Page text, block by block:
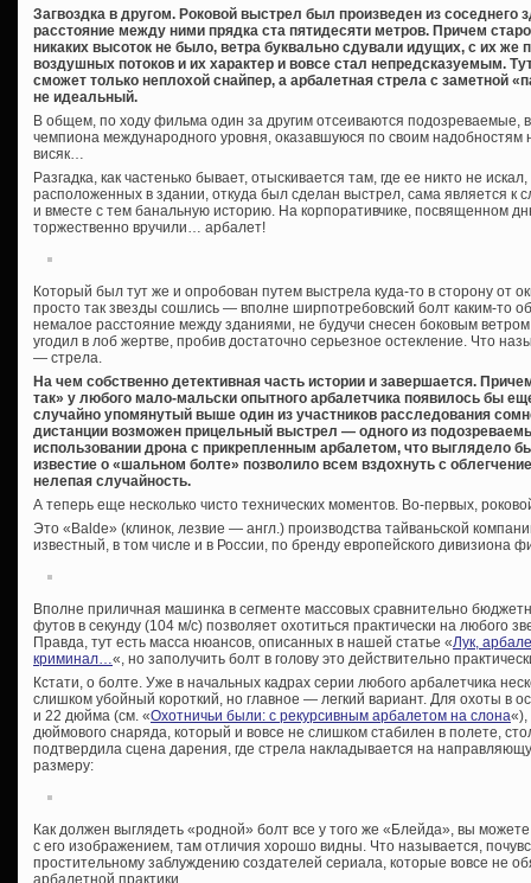
Загвоздка в другом. Роковой выстрел был произведен из соседнего
расстояние между ними прядка ста пятидесяти метров. Причем
никаких высоток не было, ветра буквально сдували идущих, с их же
воздушных потоков и их характер и вовсе стал непредсказуемым.
сможет только неплохой снайпер, а арбалетная стрела с заметной
не идеальный.
В общем, по ходу фильма один за другим отсеиваются подозреваемые,
чемпиона международного уровня, оказавшуюся по своим надобностям
висяк…
Разгадка, как частенько бывает, отыскивается там, где ее никто не
расположенных в здании, откуда был сделан выстрел, сама является к
и вместе с тем банальную историю. На корпоративчике, посвященном
торжественно вручили… арбалет!
Который был тут же и опробован путем выстрела куда-то в сторону от
просто так звезды сошлись — вполне ширпотребовский болт каким-то
немалое расстояние между зданиями, не будучи снесен боковым
угодил в лоб жертве, пробив достаточно серьезное остекление. Что
— стрела.
На чем собственно детективная часть истории и завершается.
так» у любого мало-мальски опытного арбалетчика появилось бы
случайно упомянутый выше один из участников расследования
дистанции возможен прицельный выстрел — одного из
использовании дрона с прикрепленным арбалетом, что выглядело
известие о «шальном болте» позволило всем вздохнуть с
нелепая случайность.
А теперь еще несколько чисто технических моментов. Во-первых,
Это «Balde» (клинок, лезвие — англ.) производства тайваньской
известный, в том числе и в России, по бренду европейского дивизиона
Вполне приличная машинка в сегменте массовых сравнительно
футов в секунду (104 м/с) позволяет охотиться практически на любого
Правда, тут есть масса нюансов, описанных в нашей статье «Лук,
криминал…«, но заполучить болт в голову это действительно
Кстати, о болте. Уже в начальных кадрах серии любого арбалетчика
слишком убойный короткий, но главное — легкий вариант. Для охоты в
и 22 дюйма (см. «Охотничьи были: с рекурсивным арбалетом на слона«),
дюймового снаряда, который и вовсе не слишком стабилен в полете,
подтвердила сцена дарения, где стрела накладывается на
размеру:
Как должен выглядеть «родной» болт все у того же «Блейда», вы
с его изображением, там отличия хорошо видны. Что называется,
простительному заблуждению создателей сериала, которые вовсе не
арбалетной практики.